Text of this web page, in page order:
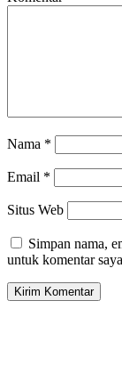
Nama *
Email *
Situs Web
Simpan nama,
untuk komentar